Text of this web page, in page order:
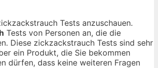
Tests anzuschauen.
Tests von Personen an, die die
Diese zickzackstrauch Tests sind sehr
ein Produkt, die Sie bekommen
dürfen, dass keine weiteren Fragen